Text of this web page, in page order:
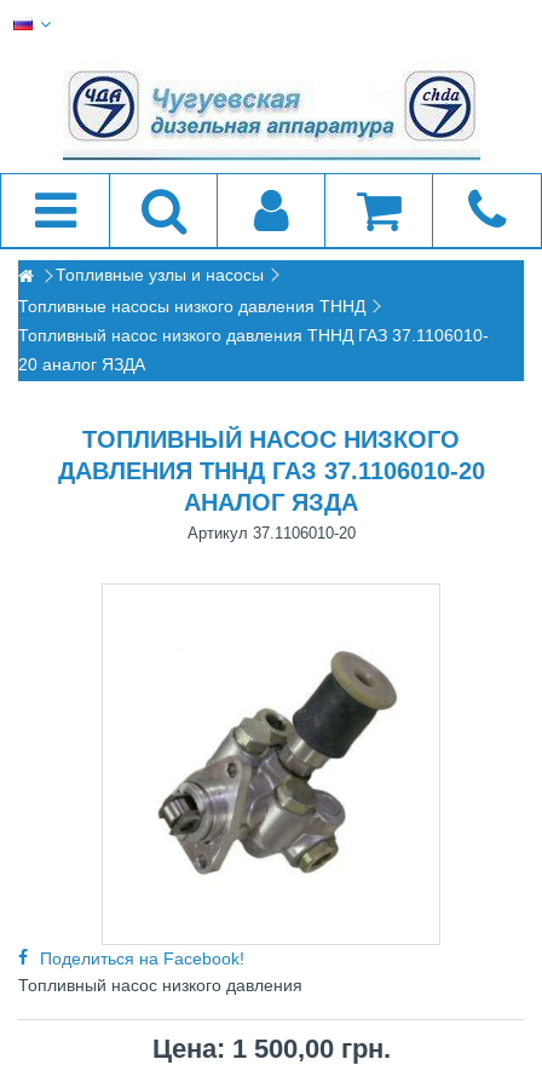
Топливные узлы и насосы
Топливные насосы низкого давления ТННД
Топливный насос низкого давления ТННД ГАЗ 37.1106010-
20 аналог ЯЗДА
ТОПЛИВНЫЙ НАСОС НИЗКОГО
ДАВЛЕНИЯ ТННД ГАЗ 37.1106010-20
АНАЛОГ ЯЗДА
Артикул 37.1106010-20
Поделиться на Facebook!
Топливный насос низкого давления
Цена: 1 500,00 грн.